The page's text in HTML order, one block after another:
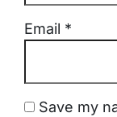
Email *
Save my